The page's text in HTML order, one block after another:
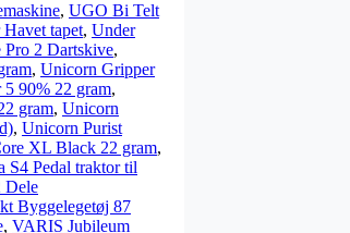
, UGO Bi Telt
tapet, Under
2 Dartskive,
, Unicorn Gripper
90% 22 gram,
gram, Unicorn
, Unicorn Purist
XL Black 22 gram,
S4 Pedal traktor til
Dele
Byggelegetøj 87
, VARIS Jubileum